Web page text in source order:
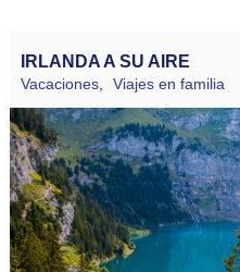
IRLANDA A SU AIRE
Vacaciones, Viajes en familia